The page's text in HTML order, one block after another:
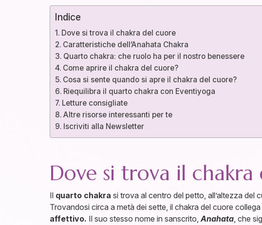
Indice
Dove si trova il chakra del cuore
Caratteristiche dell’Anahata Chakra
Quarto chakra: che ruolo ha per il nostro benessere
Come aprire il chakra del cuore?
Cosa si sente quando si apre il chakra del cuore?
Riequilibra il quarto chakra con Eventiyoga
Letture consigliate
Altre risorse interessanti per te
Iscriviti alla Newsletter
Dove si trova il chakra
Il quarto chakra si trova al centro del petto, all’altezza del
Trovandosi circa a metà dei sette, il chakra del cuore
affettivo. Il suo stesso nome in sanscrito,Anahata, che